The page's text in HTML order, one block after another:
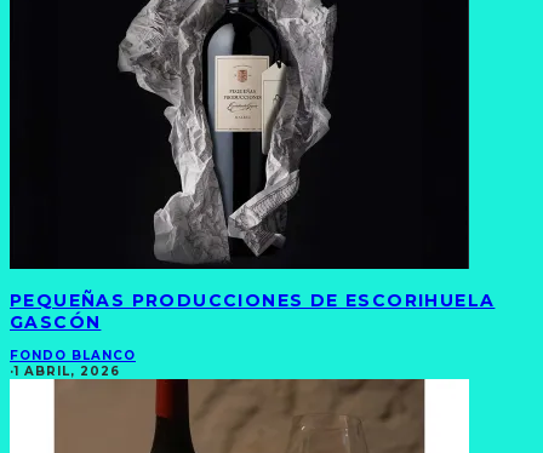
PEQUEÑAS PRODUCCIONES DE ESCORIHUELA
GASCÓN
FONDO BLANCO
·1 ABRIL, 2026